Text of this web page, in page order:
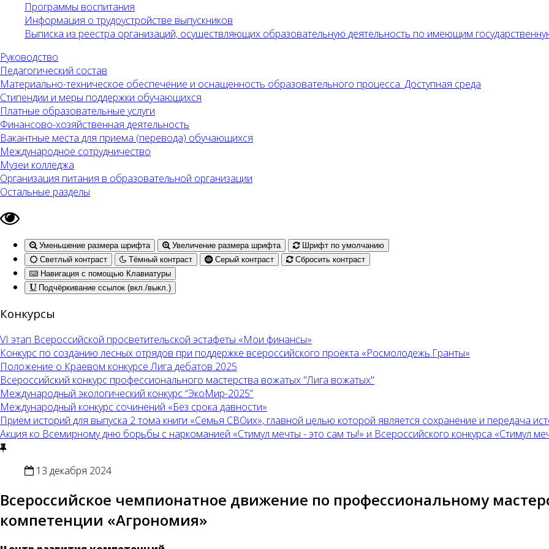
Программы воспитания
Информация о трудоустройстве выпускников
Выписка из реестра организаций, осуществляющих образовательную деятельность по имеющим
Руководство
Педагогический состав
Материально-техническое обеспечение и оснащенность образовательного процесса. Доступная среда
Стипендии и меры поддержки обучающихся
Платные образовательные услуги
Финансово-хозяйственная деятельность
Вакантные места для приема (перевода) обучающихся
Международное сотрудничество
Музеи колледжа
Организация питания в образовательной организации
Остальные разделы
Уменьшение размера шрифта Увеличение размера шрифта
Шрифт по умолчанию
Светлый контраст
Тёмный контраст Серый контраст
Сбросить контраст
Навигация с помощью Клавиатуры
Подчёркивание ссылок (вкл./выкл.)
Конкурсы
VI этап Всероссийской просветительской эстафеты «Мои финансы»
Конкурс по созданию лесных отрядов при поддержке всероссийского проекта «Росмолодежь.Гранты»
Положение о Краевом конкурсе Лига дебатов 2025
Всероссийский конкурс профессионального мастерства вожатых "Лига вожатых"
Международный экологический конкурс “ЭкоМир-2025”
Международный конкурс сочинений «Без срока давности»
Приём историй для выпуска 2 тома книги «Семья СВОих», главной целью которой является сохранение и передача
Акция ко Всемирному дню борьбы с наркоманией «Стимул мечты - это сам ты!» и Всероссийского конкурса «Стимул
13 декабря 2024
Всероссийское чемпионaтнoe движение по профессиональному
компетенции «Агрономия»